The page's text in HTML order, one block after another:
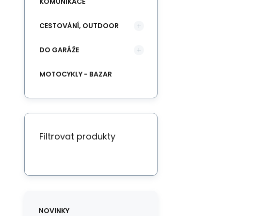
CESTOVÁNÍ, OUTDOOR
DO GARÁŽE
MOTOCYKLY - BAZAR
Filtrovat produkty
NOVINKY